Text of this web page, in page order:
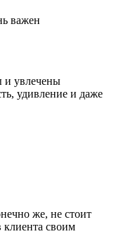
важен
и увлечены
удивление и даже
же, не стоит
клиента своим